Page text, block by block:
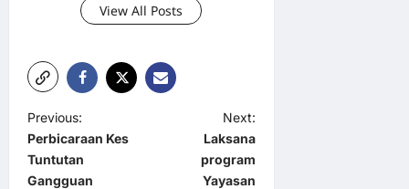
View All Posts
P
o
s
Previous:
Perbicaraan Kes
Tuntutan
Gangguan
Next:
Laksana
program
Yayasan